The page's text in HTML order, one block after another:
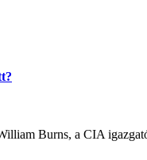
Burns, a CIA